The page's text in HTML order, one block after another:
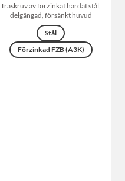
Träskruv av förzinkat härdat stål,
delgängad, försänkt huvud
Stål
Förzinkad FZB (A3K)